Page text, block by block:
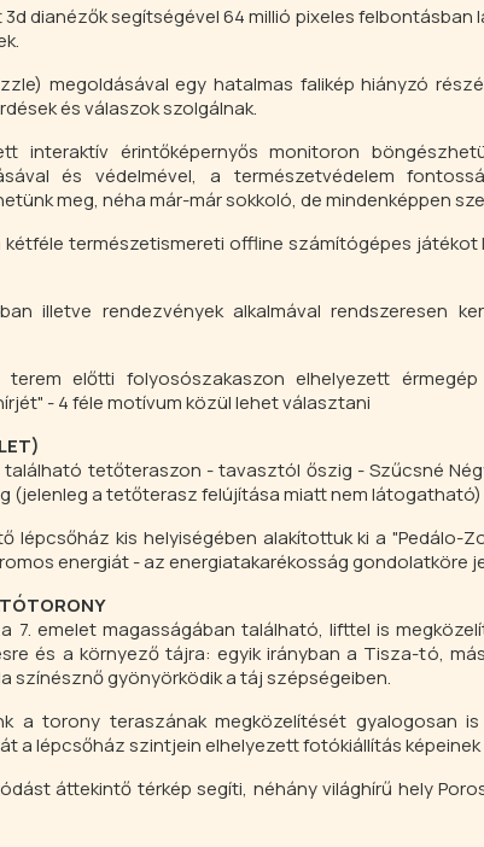
dianézők segítségével 64 millió pixeles
megoldásával egy hatalmas falikép hiányzó
és válaszok szolgálnak.
interaktív érintőképernyős monitoron
és védelmével, a természetvédelem
meg, néha már-már sokkoló, de mindenképpen
kétféle természetismereti offline számítógépes
illetve rendezvények alkalmával rendszeresen
terem előtti folyosószakaszon elhelyezett
- 4 féle motívum közül lehet választani
található tetőteraszon - tavasztól őszig - Szűcsné
(jelenleg a tetőterasz felújítása miatt nem látogatható)
lépcsőház kis helyiségében alakítottuk ki a "Pedálo-
energiát - az energiatakarékosság gondolatköre
7. emelet magasságában található, lifttel is
és a környező tájra: egyik irányban a Tisza-tó,
színésznő gyönyörködik a táj szépségeiben.
a torony teraszának megközelítését gyalogosan
a lépcsőház szintjein elhelyezett fotókiállítás képeinek
áttekintő térkép segíti, néhány világhírű hely